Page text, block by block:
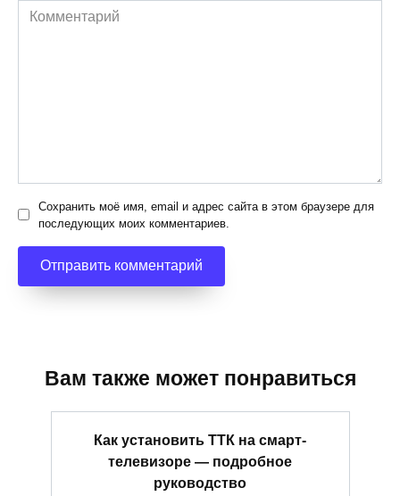
Комментарий
Сохранить моё имя, email и адрес сайта в этом браузере для
последующих моих комментариев.
Вам также может понравиться
Как установить ТТК на смарт-
телевизоре — подробное
руководство